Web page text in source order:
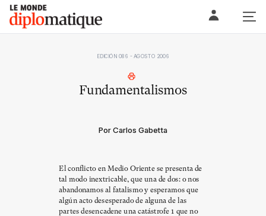
Skip
content
Le monde diplomatique
EDICIÓN 086 - AGOSTO 2006
Fundamentalismos
Por Carlos Gabetta
El conflicto en Medio Oriente se presenta de
tal modo inextricable, que una de dos: o nos
abandonamos al fatalismo y esperamos que
algún acto desesperado de alguna de las
partes desencadene una catástrofe 1 que no